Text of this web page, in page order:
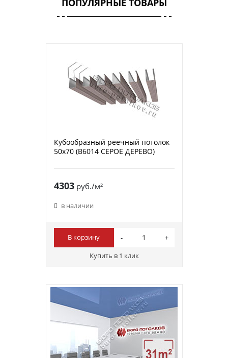
Кубообразный реечный потолок
50х70 (B6014 СЕРОЕ ДЕРЕВО)
4303руб./м²
в наличии
В корзину
Купить в 1 клик